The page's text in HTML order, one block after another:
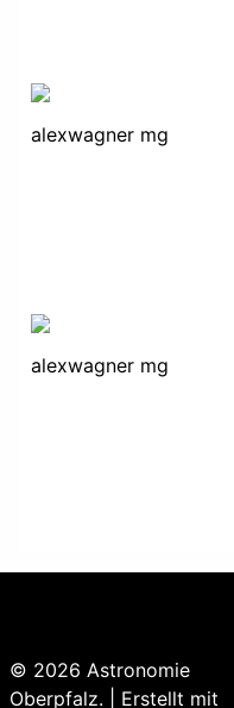
alexwagner mg
alexwagner mg
© 2026 Astronomie
Oberpfalz. | Erstellt mit